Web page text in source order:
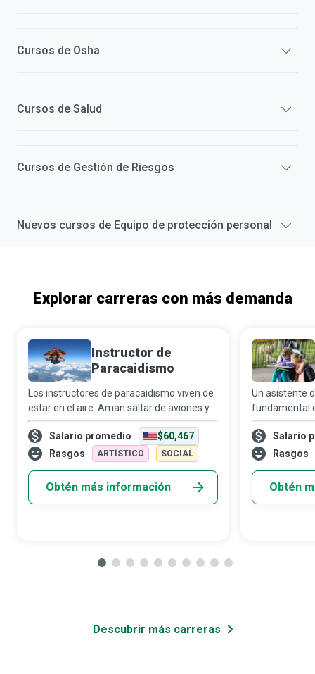
Cursos de Osha
Cursos de Salud
Cursos de Gestión de Riesgos
Nuevos cursos de Equipo de protección personal
Explorar carreras con más demanda
Instructor de
Paracaidismo
Los instructores de paracaidismo viven de
estar en el aire. Aman saltar de aviones y
que les paguen por hacerlo, mientras
acompañan a quienes se lanzan por
primera vez a sentir la adrenalina del
Salario promedio
$60,467
Rasgos
ARTÍSTICO SOCIAL
Obtén más información
Un asistente
fundamental
personas con
salud mental,
Salario
Rasgos
Obtén
Descubrir más carreras